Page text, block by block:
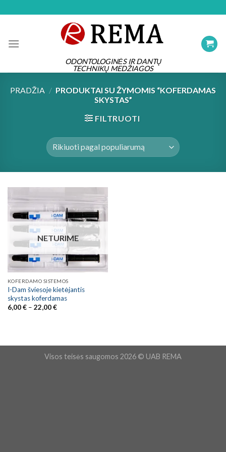
ODONTOLOGINĖS IR DANTŲ
TECHNIKŲ MEDŽIAGOS
PRADŽIA / PRODUKTAI SU ŽYMOMIS “KOFERDAMAS
SKYSTAS”
FILTRUOTI
NETURIME
KOFERDAMO SISTEMOS
I-Dam šviesoje kietėjantis
skystas koferdamas
6,00€ – 22,00€Price
Visos teisės saugomos 2026 © UAB REMA